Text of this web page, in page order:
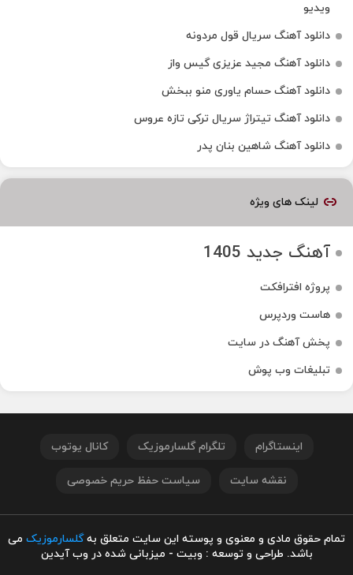
ویدیو
دانلود آهنگ سریال قول مردونه
دانلود آهنگ مجید عزیزی گیس واز
دانلود آهنگ حسام یاوری منو ببخش
دانلود آهنگ تیتراژ سریال ترکی تازه عروس
دانلود آهنگ شاهین بنان پدر
لینک های ویژه
آهنگ جدید 1405
پروژه افترافکت
هاست وردپرس
پخش آهنگ در سایت
تبلیغات وب پوش
اینستاگرام تلگرام گلسارموزیک کانال یوتوب
نقشه سایت سیاست حفظ حریم خصوصی
تمام حقوق مادی و معنوی و پوسته این سایت متعلق بهگلسارموزیک می
باشد. طراحی و توسعه : وبیت - میزبانی شده در وب آیدین